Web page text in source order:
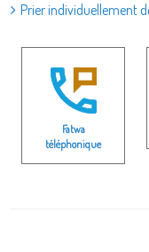
Prier individuellement
Fatwa
téléphonique